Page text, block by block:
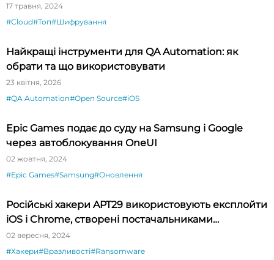
17 травня, 2024
#Cloud#Топ#Шифрування
Найкращі інструменти для QA Automation: як
обрати та що використовувати
23 квітня, 2026
#QA Automation#Open Source#iOS
Epic Games подає до суду на Samsung і Google
через автоблокування OneUI
02 жовтня, 2024
#Epic Games#Samsung#Оновлення
Російські хакери APT29 використовують експлойти
iOS і Chrome, створені постачальниками
шпигунського ПЗ
02 вересня, 2024
#Хакери#Вразливості#Ransomware